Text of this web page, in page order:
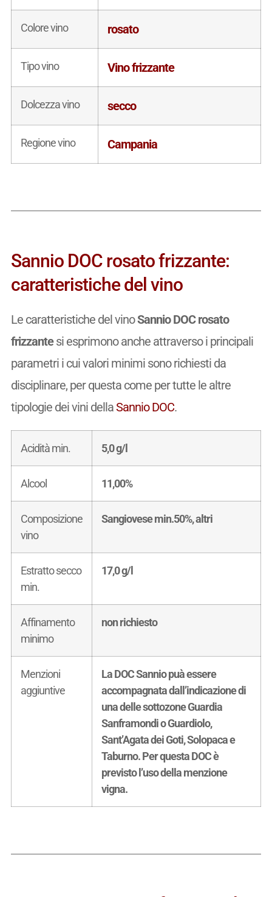
Colore vino rosato
Tipo vino Vino frizzante
Dolcezza vino secco
Regione vino Campania
Sannio DOC rosato frizzante:
caratteristiche del vino
Le caratteristiche del vinoSannio DOC rosato
frizzantesi esprimono anche attraverso i principali
parametri i cui valori minimi sono richiesti da
disciplinare, per questa come per tutte le altre
tipologie dei vini dellaSannio DOC.
Acidità min. 5,0 g/l
Alcool 11,00%
Composizione
vino
Sangiovese min.50%, altri
Estratto secco
min.
17,0 g/l
Affinamento
minimo
non richiesto
Menzioni
aggiuntive
La DOC Sannio puà essere
accompagnata dall’indicazione di
una delle sottozone Guardia
Sanframondi o Guardiolo,
Sant’Agata dei Goti, Solopaca e
Taburno. Per questa DOC è
previsto l’uso della menzione
vigna.